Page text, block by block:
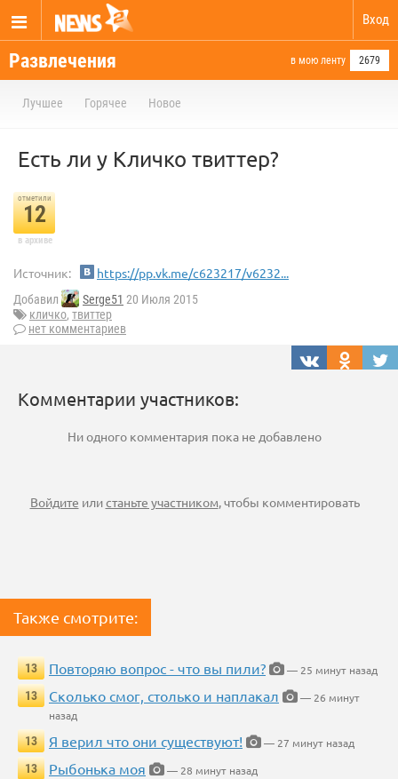
Вход
Развлечения в мою ленту 2679
Лучшее Горячее Новое
Есть ли у Кличко твиттер?
отметили
12
в архиве
Источник: https://pp.vk.me/c623217/v6232...
Добавил Serge51 20 Июля 2015
кличко, твиттер
нет комментариев
Комментарии участников:
Ни одного комментария пока не добавлено
Войдите илистаньте участником, чтобы комментировать
Также смотрите:
13 Повторяю вопрос - что вы пили?
— 25 минут назад
13
Сколько смог, столько и наплакал
— 26 минут
назад
13
Я верил что они существуют!
— 27 минут назад
13
Рыбонька моя
— 28 минут назад